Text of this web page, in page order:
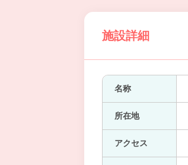
施設詳細
名称
所在地
アクセス